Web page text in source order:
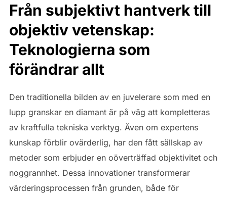
Från subjektivt hantverk till
objektiv vetenskap:
Teknologierna som
förändrar allt
Den traditionella bilden av en juvelerare som med en
lupp granskar en diamant är på väg att kompletteras
av kraftfulla tekniska verktyg. Även om expertens
kunskap förblir ovärderlig, har den fått sällskap av
metoder som erbjuder en oöverträffad objektivitet och
noggrannhet. Dessa innovationer transformerar
värderingsprocessen från grunden, både för